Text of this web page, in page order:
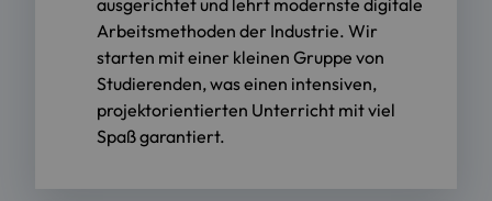
ausgerichtet und lehrt modernste digitale
Arbeitsmethoden der Industrie. Wir
starten mit einer kleinen Gruppe von
Studierenden, was einen intensiven,
projektorientierten Unterricht mit viel
Spaß garantiert.